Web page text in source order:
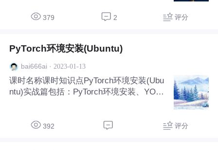
M热力图可视化。
379 2 评分
PyTorch环境安装(Ubuntu)
bai666ai · 2023-01-13
课时名称课时知识点PyTorch环境安装(Ubu
ntu)实战篇包括：PyTorch环境安装、YOLO
力图可视化。
392 评分